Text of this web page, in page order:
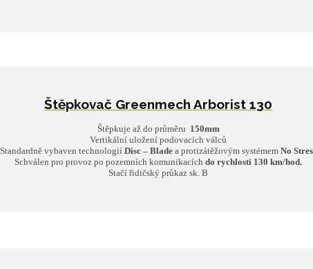
Štěpkovač Greenmech Arborist 130
Štěpkuje až do průměru 150mm
Vertikální uložení podovacích válců
Standardně vybaven technologií Disc – Blade a protizátěžovým systémem No
Schválen pro provoz po pozemních komunikacích do rychlosti 130 km/hod.
Stačí řidičský průkaz sk. B